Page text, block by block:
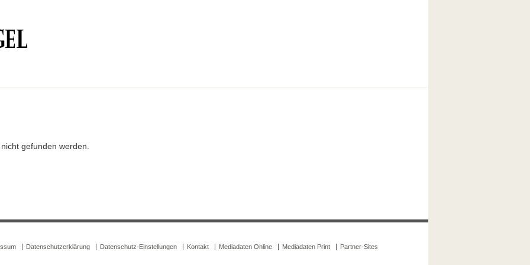
gefunden werden.
Datenschutzerklärung Datenschutz-Einstellungen Kontakt Mediadaten Online Mediadaten Print Partner-Sites